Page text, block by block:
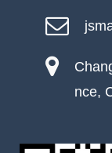
nce,